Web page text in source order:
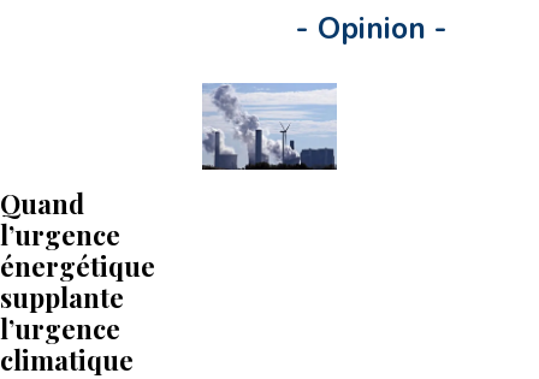
- Opinion -
Quand
l’urgence
énergétique
supplante
l’urgence
climatique